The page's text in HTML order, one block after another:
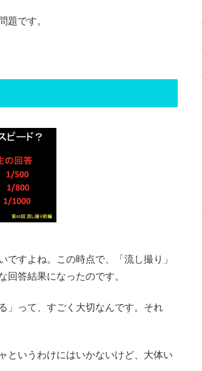
題です。
すよね。この時点で、「流し撮り」
答結果になったのです。
」って、すごく大切なんです。それ
というわけにはいかないけど、大体い